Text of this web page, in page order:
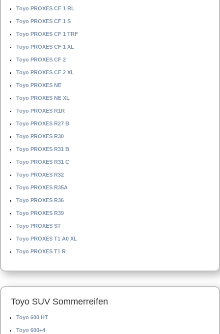
Toyo PROXES CF 1 RL
Toyo PROXES CF 1 S
Toyo PROXES CF 1 TRF
Toyo PROXES CF 1 XL
Toyo PROXES CF 2
Toyo PROXES CF 2 XL
Toyo PROXES NE
Toyo PROXES NE XL
Toyo PROXES R1R
Toyo PROXES R27 B
Toyo PROXES R30
Toyo PROXES R31 B
Toyo PROXES R31 C
Toyo PROXES R32
Toyo PROXES R35A
Toyo PROXES R36
Toyo PROXES R39
Toyo PROXES ST
Toyo PROXES T1 A0 XL
Toyo PROXES T1 R
Toyo SUV Sommerreifen
Toyo 600 HT
Toyo 600+4